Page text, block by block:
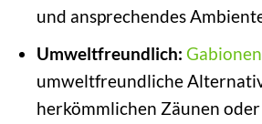
und ansprechendes
Umweltfreundlich: Gabionen
umweltfreundliche
herkömmlichen Zäunen oder